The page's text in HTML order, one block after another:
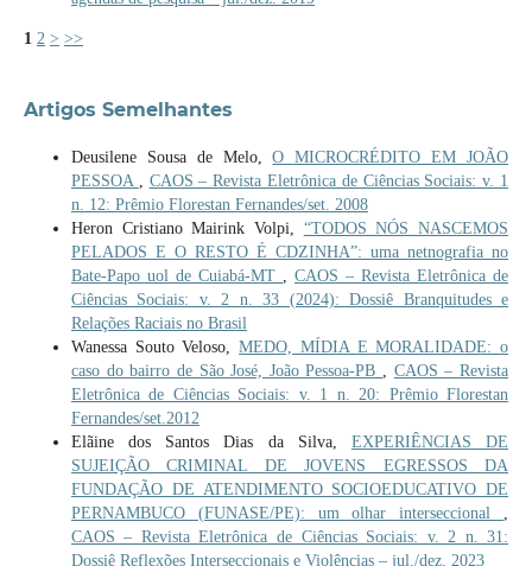
1 2 > >>
Artigos Semelhantes
Deusilene Sousa de Melo,O MICROCRÉDITO EM JOÃO
PESSOA
CAOS – Revista Eletrônica de Ciências Sociais: v. 1
n. 12: Prêmio Florestan Fernandes/set. 2008
Heron Cristiano Mairink Volpi, “TODOS NÓS NASCEMOS
PELADOS E O RESTO É CDZINHA”: uma netnografia no
Bate-Papo uol de Cuiabá-MT
,CAOS – Revista Eletrônica de
Ciências Sociais: v. 2 n. 33 (2024): Dossiê Branquitudes e
Relações Raciais no Brasil
Wanessa Souto Veloso,MEDO, MÍDIA E MORALIDADE: o
caso do bairro de São José, João Pessoa-PB
CAOS – Revista
Eletrônica de Ciências Sociais: v. 1 n. 20: Prêmio Florestan
Fernandes/set.2012
Elãine dos Santos Dias da Silva, EXPERIÊNCIAS DE
SUJEIÇÃO CRIMINAL DE JOVENS EGRESSOS DA
FUNDAÇÃO DE ATENDIMENTO SOCIOEDUCATIVO DE
PERNAMBUCO (FUNASE/PE): um olhar interseccional
CAOS – Revista Eletrônica de Ciências Sociais: v. 2 n. 31:
Dossiê Reflexões Interseccionais e Violências – jul./dez. 2023